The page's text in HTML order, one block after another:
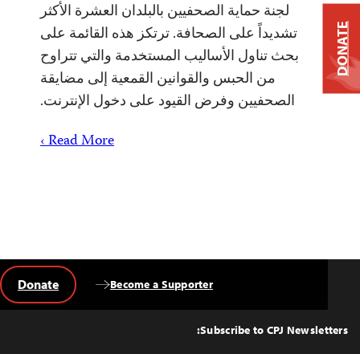
لجنة حماية الصحفيين بالبلدان العشرة الأكثر
تشديداً على الصحافة. ترتكز هذه القائمة على
بحث تناول الأساليب المستخدمة والتي تتراوح
من الحبس والقوانين القمعية إلى مضايقة
الصحفيين وفرض القيود على دخول الإنترنت.
Read More ›
Top
Subscribe to CPJ Newsletters:
Become a Supporter
Donate
DONATE